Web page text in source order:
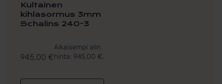
Kultainen
kihlasormus 3mm
Schalins 240-3
945,00 €
Aikaisempi alin
hinta: 945,00 €.